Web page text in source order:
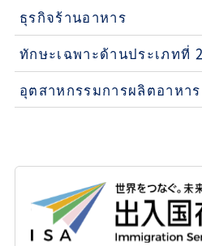
ธุรกิจร้านอาหาร
ทักษะเฉพาะด้านประเภทที่ 2
อุตสาหกรรมการผลิตอาหา